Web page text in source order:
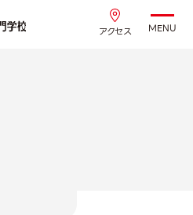
アクセス MENU